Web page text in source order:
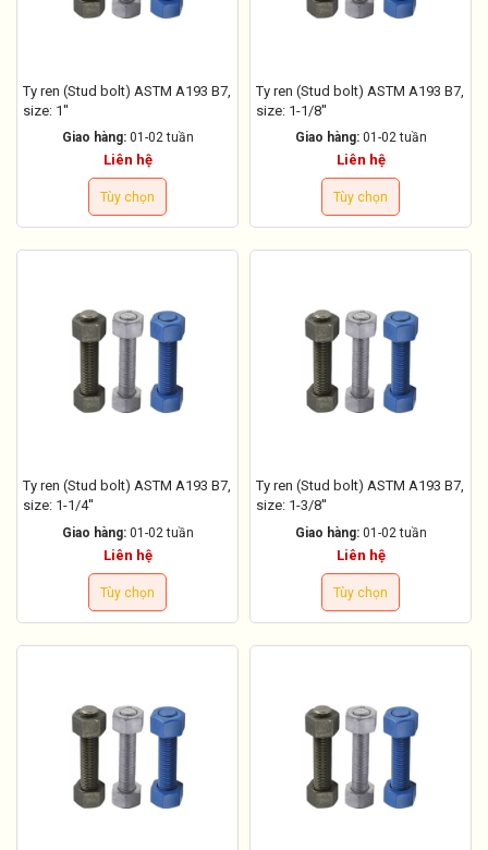
Ty ren (Stud bolt) ASTM A193 B7,
size: 1''
Giao hàng: 01-02 tuần
Liên hệ
Tùy chọn
Ty ren (Stud bolt) ASTM A193 B7,
size: 1-1/8''
Giao hàng: 01-02 tuần
Liên hệ
Tùy chọn
Ty ren (Stud bolt) ASTM A193 B7,
size: 1-1/4''
Giao hàng: 01-02 tuần
Liên hệ
Tùy chọn
Ty ren (Stud bolt) ASTM A193 B7,
size: 1-3/8''
Giao hàng: 01-02 tuần
Liên hệ
Tùy chọn